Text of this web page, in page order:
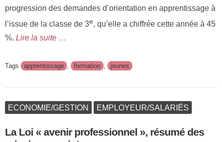
progression des demandes d’orientation en apprentissage à
l’issue de la classe de 3e, qu’elle a chiffrée cette année à 45
%. Lire la suite …
Tags apprentissage formation jeunes
ECONOMIE/GESTION EMPLOYEUR/SALARIÉS
La Loi « avenir professionnel », résumé des